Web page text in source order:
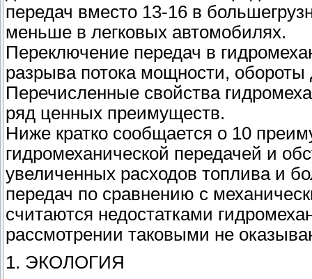
передач вместо 13-16 в
меньше в легковых автомобилях.
Переключение передач в
разрыва потока мощности,
Перечисленные свойства
ряд ценных преимуществ.
Ниже кратко сообщается о 10
гидромеханической передачей и
увеличенных расходов топлива и
передач по сравнению с
считаются недостатками
рассмотрении таковыми не
1. ЭКОЛОГИЯ